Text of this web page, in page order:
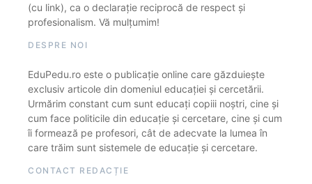
(cu link), ca o declarație reciprocă de respect și
profesionalism. Vă mulțumim!
DESPRE NOI
EduPedu.ro este o publicație online care găzduiește
exclusiv articole din domeniul educației și cercetării.
Urmărim constant cum sunt educați copiii noștri, cine și
cum face politicile din educație și cercetare, cine și cum
îi formează pe profesori, cât de adecvate la lumea în
care trăim sunt sistemele de educație și cercetare.
CONTACT REDACȚIE